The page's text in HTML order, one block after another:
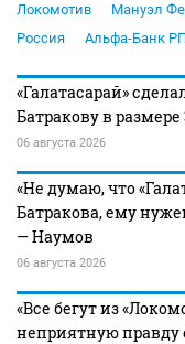
Локомотив Мануэл
Россия
Альфа-Банк
«Галатасарай»
Батракову в
06 августа 2026
«Не думаю, что
Батракова, ему
— Наумов
06 августа 2026
«Все бегут из
неприятную правду